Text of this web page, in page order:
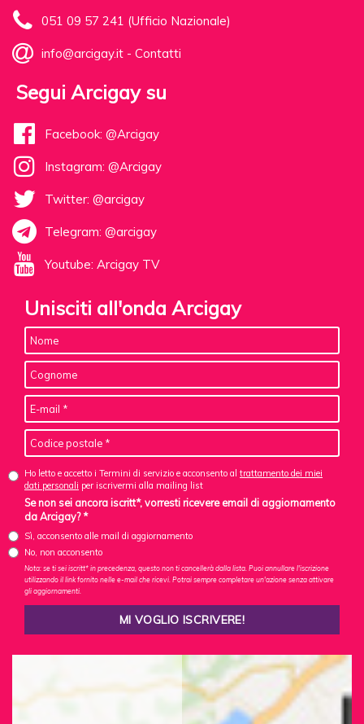
051 09 57 241 (Ufficio Nazionale)
info@arcigay.it - Contatti
Segui Arcigay su
Facebook: @Arcigay
Instagram: @Arcigay
Twitter: @arcigay
Telegram: @arcigay
Youtube: Arcigay TV
Unisciti all'onda Arcigay
Ho letto e accetto i Termini di servizio e acconsento al trattamento dei miei
dati personali per iscrivermi alla mailing list
Se non sei ancora iscritt*, vorresti ricevere email di aggiornamento
da Arcigay? *
Sì, acconsento alle mail di aggiornamento
No, non acconsento
Nota: se ti sei iscritt* in precedenza, questo non ti cancellerà dalla lista. Puoi annullare l'iscrizione
utilizzando il link fornito nelle e-mail che ricevi. Potrai sempre completare un'azione senza attivare
gli aggiornamenti.